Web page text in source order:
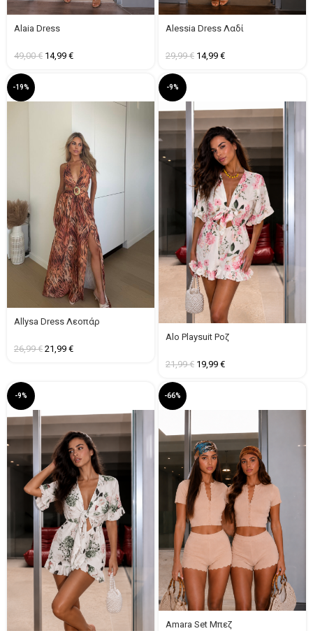
Alaia Dress
49,00€ 14,99 €
Alessia Dress Λαδί
29,99€ 14,99 €
-19%
Allysa Dress Λεοπάρ
26,99€ 21,99 €
-9%
Alo Playsuit Ροζ
21,99€ 19,99 €
-9% -66%
Amara Set Μπεζ